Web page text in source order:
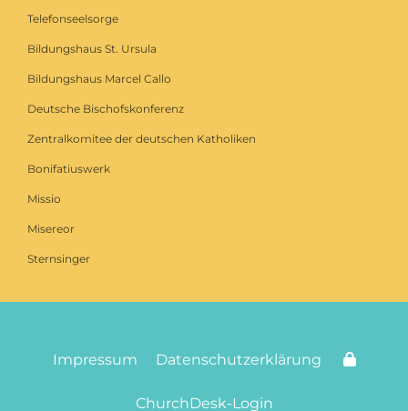
Telefonseelsorge
Bildungshaus St. Ursula
Bildungshaus Marcel Callo
Deutsche Bischofskonferenz
Zentralkomitee der deutschen Katholiken
Bonifatiuswerk
Missio
Misereor
Sternsinger
Impressum Datenschutzerklärung
ChurchDesk-Login